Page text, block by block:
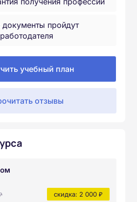
пройдут
учебный план
отзывы
скидка: 2 000 ₽